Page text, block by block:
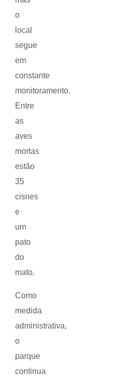
o
local
segue
em
constante
monitoramento.
Entre
as
aves
mortas
estão
35
cisnes
e
um
pato
do
mato.
Como
medida
administrativa,
o
parque
continua